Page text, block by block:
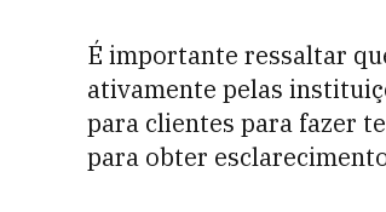
É importante ressaltar
ativamente pelas
para clientes para fazer
para obter